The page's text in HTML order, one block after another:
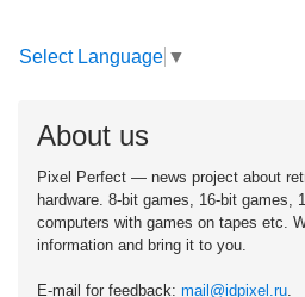
Select Language ▼
About us
Pixel Perfect — news project about
hardware. 8-bit games, 16-bit games,
computers with games on tapes etc.
information and bring it to you.
E-mail for feedback: mail@idpixel.ru.